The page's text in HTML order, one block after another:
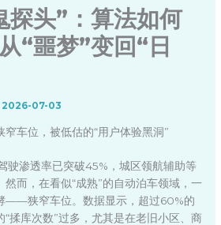
探头”：算法如何
“噩梦”变回“日
2026-07-03
车位，被低估的“用户体验黑洞”
驶渗透率已突破45%，城区领航辅助等
而，在看似“成熟”的自动泊车领域，一
——狭窄车位。数据显示，超过60%的
“揉库次数”过多，尤其是在老旧小区、商